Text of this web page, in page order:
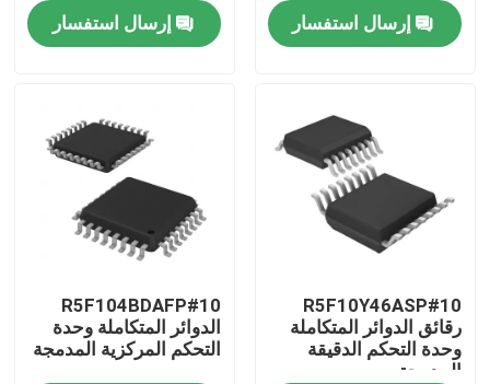
جولة في المعمل
اطلب اقتباس
رقائق الدوائر المتكاملة
ذاكرة فلاش IC رقاقة
إرسال استفسار
إرسال استفسار
R5F10Y46ASP#10
رقائق الدوائر المتكاملة
وحدة التحكم الدقيقة
المدمجة
R5F104BDAFP#10
الدوائر المتكاملة وحدة
التحكم المركزية المدمجة